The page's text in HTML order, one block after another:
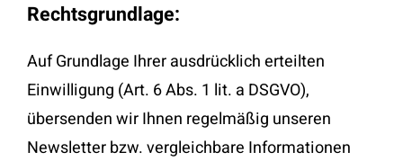
Rechtsgrundlage:
Auf Grundlage Ihrer ausdrücklich erteilten
Einwilligung (Art. 6 Abs. 1 lit. a DSGVO),
übersenden wir Ihnen regelmäßig unseren
Newsletter bzw. vergleichbare Informationen